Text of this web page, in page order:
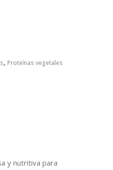
, Proteínas vegetales
y nutritiva para